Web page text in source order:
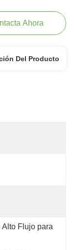
Ahora
Del Producto
Flujo para